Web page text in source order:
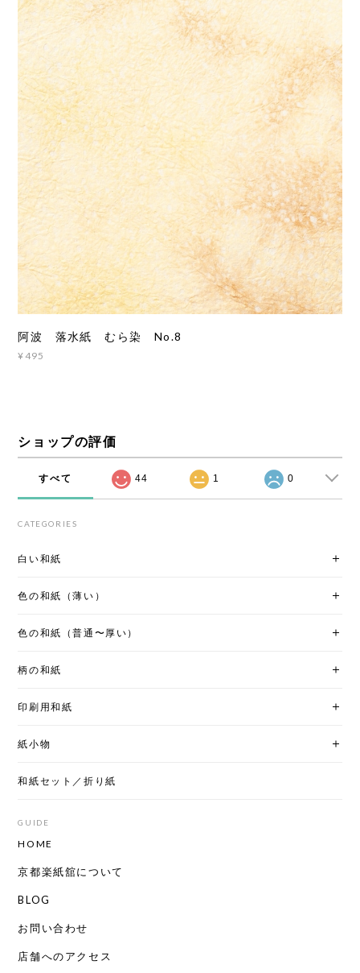
阿波 落水紙 むら染 No.8
¥495
ショップの評価
すべて 44 1 0
CATEGORIES
白い和紙
色の和紙（薄い）
色の和紙（普通〜厚い）
柄の和紙
印刷用和紙
紙小物
和紙セット／折り紙
GUIDE
HOME
京都楽紙舘について
BLOG
お問い合わせ
店舗へのアクセス